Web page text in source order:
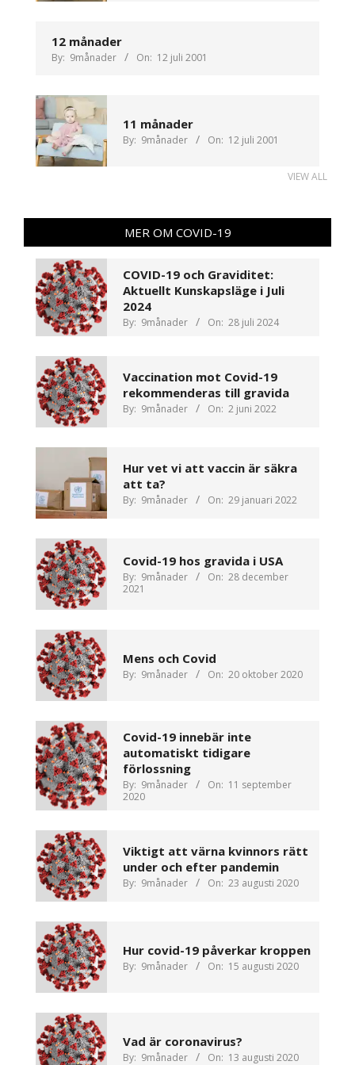
12 månader
By: 9månader On: 12 juli 2001
11 månader
By: 9månader On: 12 juli 2001
VIEW ALL
MER OM COVID-19
COVID-19 och Graviditet:
Aktuellt Kunskapsläge i Juli
2024
By: 9månader On: 28 juli 2024
Vaccination mot Covid-19
rekommenderas till gravida
By: 9månader On: 2 juni 2022
Hur vet vi att vaccin är säkra
att ta?
By: 9månader On: 29 januari 2022
Covid-19 hos gravida i USA
By: 9månader On: 28 december
2021
Mens och Covid
By: 9månader On: 20 oktober 2020
Covid-19 innebär inte
automatiskt tidigare
förlossning
By: 9månader On: 11 september
2020
Viktigt att värna kvinnors rätt
under och efter pandemin
By: 9månader On: 23 augusti 2020
Hur covid-19 påverkar kroppen
By: 9månader On: 15 augusti 2020
Vad är coronavirus?
By: 9månader On: 13 augusti 2020